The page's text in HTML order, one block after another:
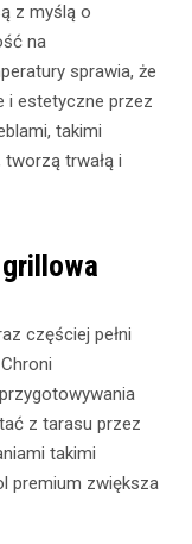
z myślą o
na
sprawia, że
i estetyczne przez
takimi
tworzą trwałą i
częściej pełni
z tarasu przez
takimi
premium zwiększa